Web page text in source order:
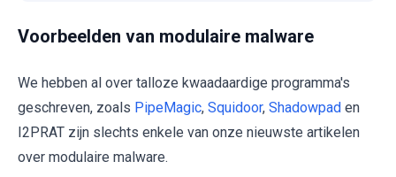
Voorbeelden van modulaire malware
We hebben al over talloze kwaadaardige programma's
geschreven, zoals PipeMagic, Squidoor, Shadowpad en
I2PRAT zijn slechts enkele van onze nieuwste artikelen
over modulaire malware.